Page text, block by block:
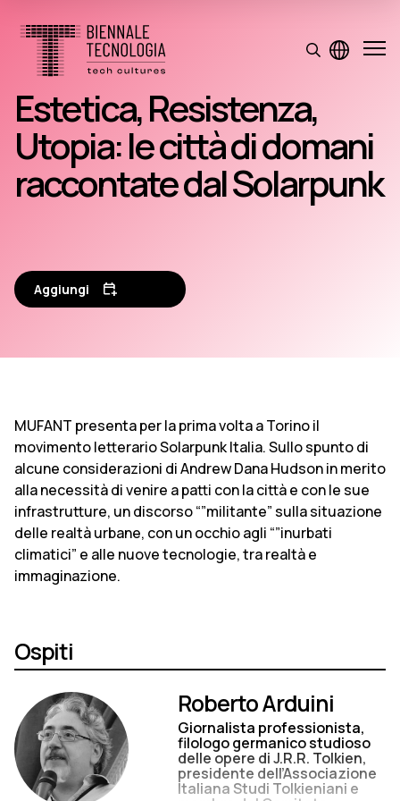
Estetica, Resistenza,
Utopia: le città di domani
raccontate dal Solarpunk
Aggiungi
MUFANT presenta per la prima volta a Torino il
movimento letterario So­larpunk Italia. Sullo spunto di
alcune considerazioni di Andrew Dana Hud­son in merito
alla necessità di venire a patti con la città e con le sue
in­frastrutture, un discorso “”militante” sulla situazione
delle realtà urbane, con un occhio agli “”inurbati
climati­ci” e alle nuove tecnologie, tra realtà e
immaginazione.
Ospiti
Roberto Arduini
Giornalista professionista,
filologo germanico studioso
delle opere di J.R.R. Tolkien,
presidente dell’Associazione
Italiana Studi Tolkieniani e